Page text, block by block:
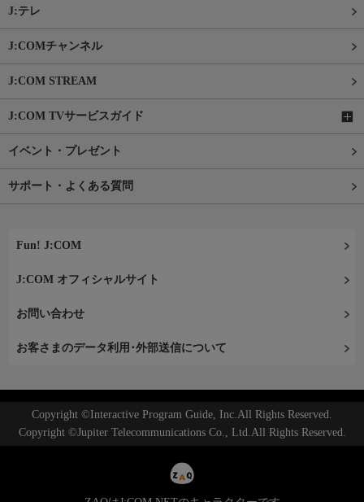
J:テレ
J:COMチャンネル
J:COM STREAM
J:COM TVサービスガイド
イベント・プレゼント
サポート・よくある質問
Fun! J:COM
J:COM オフィシャルサイト
お問い合わせ
お客さまのデータ利用･外部送信について
Copyright ©Interactive Program Guide, Inc.All Rights Reserved.
Copyright ©Jupiter Telecommunications Co., Ltd.All Rights Reserved.